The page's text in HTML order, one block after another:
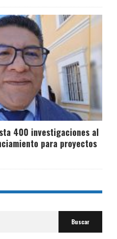
400 investigaciones al
para proyectos